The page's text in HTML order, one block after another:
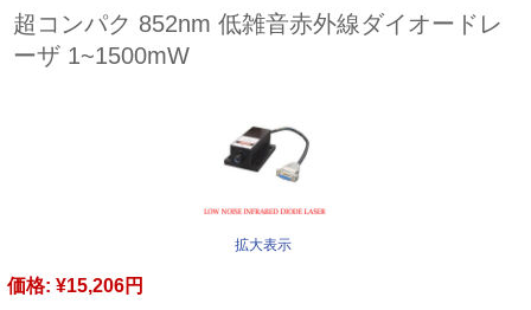
超コンパク 852nm 低雑音赤外線ダイオードレ
ーザ 1~1500mW
拡大表示
価格: ¥15,206円